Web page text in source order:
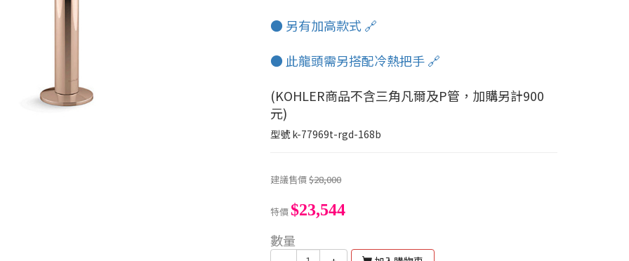
● 另有加高款式 🔗
● 此龍頭需另搭配冷熱把手 🔗
(KOHLER商品不含三角凡爾及P管，加購另計900
元)
型號k-77969t-rgd-168b
建議售價$28,000
特價$23,544
數量